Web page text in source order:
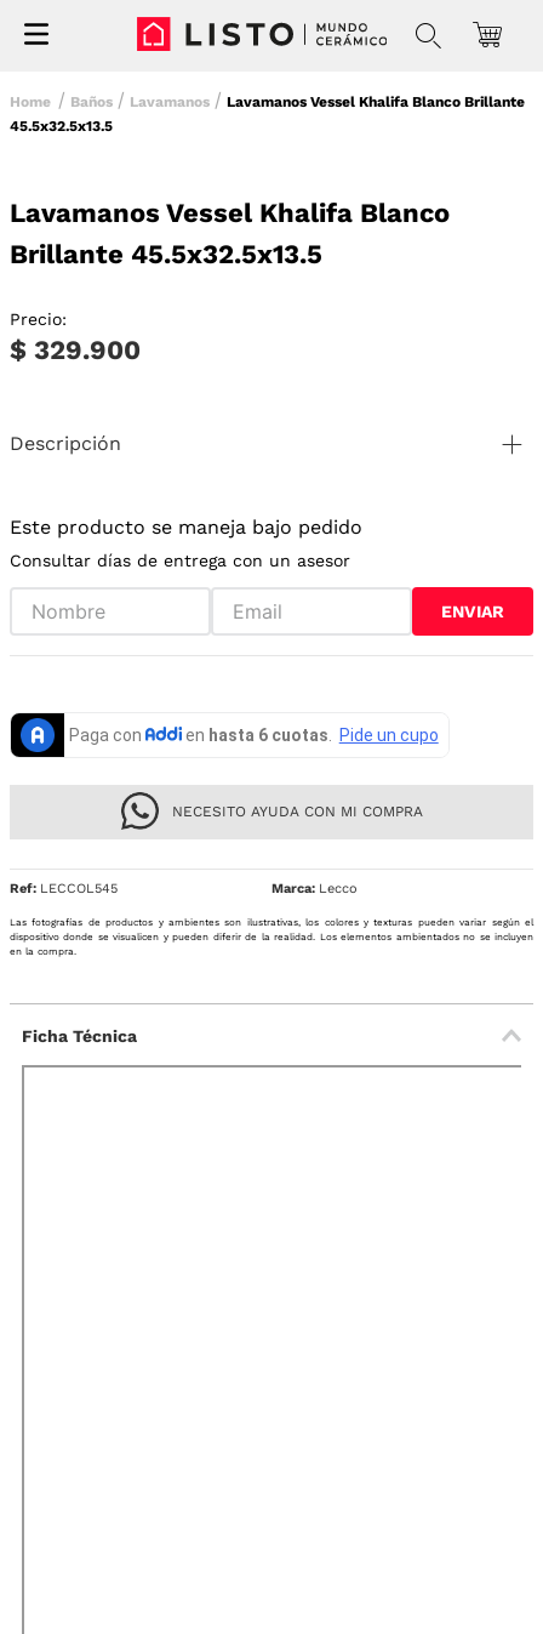
Baños Lavamanos
Lavamanos Vessel Khalifa Blanco Brillante
45.5x32.5x13.5
Lavamanos Vessel Khalifa Blanco
Brillante 45.5x32.5x13.5
Precio:
$ 329.900
Descripción
Este producto se maneja bajo pedido
Consultar días de entrega con un asesor
ENVIAR
NECESITO AYUDA CON MI COMPRA
Ref: LECCOL545 Lecco
Las fotografías de productos y ambientes son ilustrativas, los colores y texturas pueden variar según el
dispositivo donde se visualicen y pueden diferir de la realidad. Los elementos ambientados no se incluyen
en la compra.
Ficha Técnica